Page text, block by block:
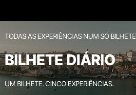
TODAS AS EXPERIÊNCIAS NUM SÓ BILHETE
BILHETE DIÁRIO
UM BILHETE. CINCO EXPERIÊNCIAS.